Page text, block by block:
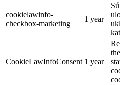
cookielawinfo-
checkbox-marketing
1 year
CookieLawInfoConsent 1 year